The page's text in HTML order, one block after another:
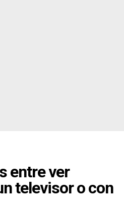
entre ver
televisor o con